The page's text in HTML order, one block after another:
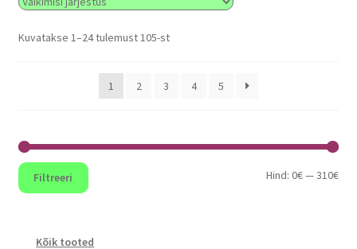
Kuvatakse 1–24 tulemust 105-st
1 2 3 4 5
Filtreeri Hind:0€—310€
Kõik tooted